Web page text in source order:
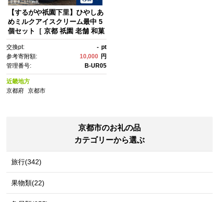
【するがや祇園下里】ひやしあ
めミルクアイスクリーム最中 5
個セット［ 京都 祇園 老舗 和菓
しい ギフト プレゼント グル
メ お取り寄せ 通販 送料無料 ふ
るさと納税 ］
交換pt: - pt
参考寄附額:
10,000 円
管理番号:
B-UR05
近畿地方
京都府
京都市
京都市のお礼の品
カテゴリーから選ぶ
旅行(342)
果物類(22)